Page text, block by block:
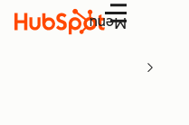
Menu